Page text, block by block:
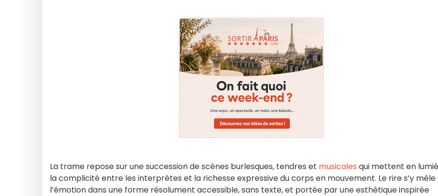
La trame repose sur une succession de scènes burlesques, tendres et musicales qui mettent en
la complicité entre les interprètes et la richesse expressive du corps en mouvement. Le rire s’y mêle
l’émotion dans une forme résolument accessible, sans texte, et portée par une esthétique inspirée